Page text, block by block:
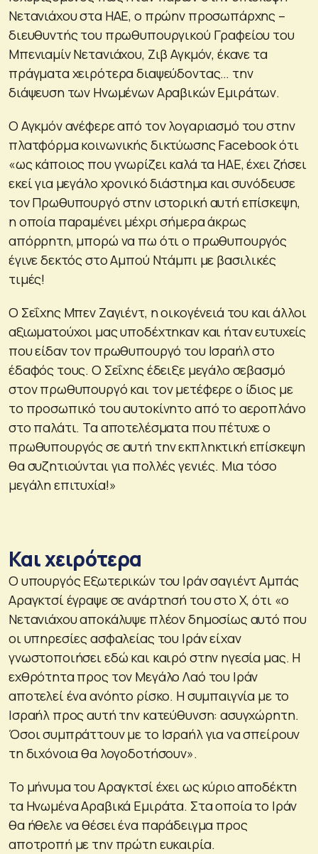
Νετανιάχου στα ΗΑΕ, ο πρώην προσωπάρχης –
διευθυντής του πρωθυπουργικού Γραφείου του
Μπενιαμίν Νετανιάχου, Ζιβ Αγκμόν, έκανε τα
πράγματα χειρότερα διαψεύδοντας… την
διάψευση των Ηνωμένων Αραβικών Εμιράτων.
Ο Αγκμόν ανέφερε από τον λογαριασμό του στην
πλατφόρμα κοινωνικής δικτύωσης Facebook ότι
«ως κάποιος που γνωρίζει καλά τα ΗΑΕ, έχει ζήσει
εκεί για μεγάλο χρονικό διάστημα και συνόδευσε
τον Πρωθυπουργό στην ιστορική αυτή επίσκεψη,
η οποία παραμένει μέχρι σήμερα άκρως
απόρρητη, μπορώ να πω ότι ο πρωθυπουργός
έγινε δεκτός στο Αμπού Ντάμπι με βασιλικές
τιμές!
Ο Σεΐχης Μπεν Ζαγιέντ, η οικογένειά του και άλλοι
αξιωματούχοι μας υποδέχτηκαν και ήταν ευτυχείς
που είδαν τον πρωθυπουργό του Ισραήλ στο
έδαφός τους. Ο Σεΐχης έδειξε μεγάλο σεβασμό
στον πρωθυπουργό και τον μετέφερε ο ίδιος με
το προσωπικό του αυτοκίνητο από το αεροπλάνο
στο παλάτι. Τα αποτελέσματα που πέτυχε ο
πρωθυπουργός σε αυτή την εκπληκτική επίσκεψη
θα συζητιούνται για πολλές γενιές. Μια τόσο
μεγάλη επιτυχία!»
Και χειρότερα
Ο υπουργός Εξωτερικών του Ιράν σαγιέντ Αμπάς
Αραγκτσί έγραψε σε ανάρτησή του στο Χ, ότι «ο
Νετανιάχου αποκάλυψε πλέον δημοσίως αυτό που
οι υπηρεσίες ασφαλείας του Ιράν είχαν
γνωστοποιήσει εδώ και καιρό στην ηγεσία μας. Η
εχθρότητα προς τον Μεγάλο Λαό του Ιράν
αποτελεί ένα ανόητο ρίσκο. Η συμπαιγνία με το
Ισραήλ προς αυτή την κατεύθυνση: ασυγχώρητη.
Όσοι συμπράττουν με το Ισραήλ για να σπείρουν
τη διχόνοια θα λογοδοτήσουν».
Το μήνυμα του Αραγκτσί έχει ως κύριο αποδέκτη
τα Ηνωμένα Αραβικά Εμιράτα. Στα οποία το Ιράν
θα ήθελε να θέσει ένα παράδειγμα προς
αποτροπή με την πρώτη ευκαιρία.